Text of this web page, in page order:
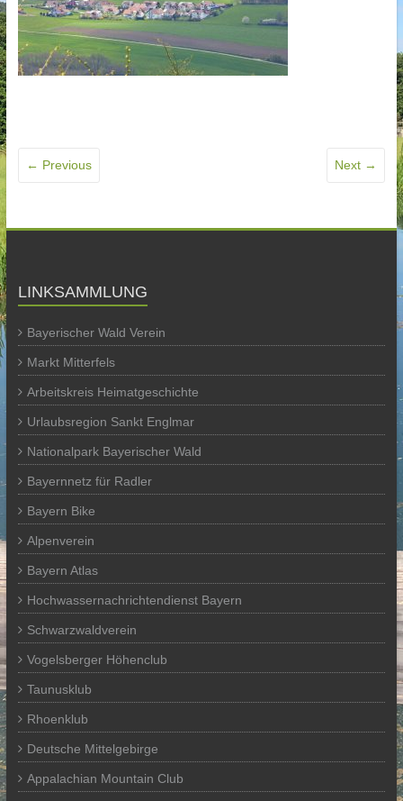
← Previous Next →
LINKSAMMLUNG
Bayerischer Wald Verein
Markt Mitterfels
Arbeitskreis Heimatgeschichte
Urlaubsregion Sankt Englmar
Nationalpark Bayerischer Wald
Bayernnetz für Radler
Bayern Bike
Alpenverein
Bayern Atlas
Hochwassernachrichtendienst Bayern
Schwarzwaldverein
Vogelsberger Höhenclub
Taunusklub
Rhoenklub
Deutsche Mittelgebirge
Appalachian Mountain Club